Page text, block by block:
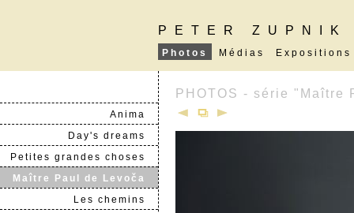
PETER ZUPNIK
Photos Médias Expositions
Anima
Day's dreams
Petites grandes choses
Maître Paul de Levoča
Les chemins
PHOTOS - série "Maître